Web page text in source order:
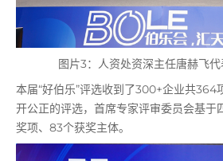
图片3：人资处资深主任唐赫飞
本届“好伯乐”评选收到了300+企业共364
开公正的评选，首席专家评审委员会基于
奖项、83个获奖主体。